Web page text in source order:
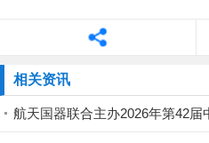
相关资讯
航天国器联合主办2026年第42届